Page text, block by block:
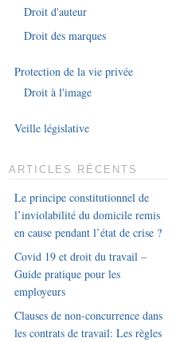
Droit d'auteur
Droit des marques
Protection de la vie privée
Droit à l'image
Veille législative
ARTICLES RÉCENTS
Le principe constitutionnel de
l’inviolabilité du domicile remis
en cause pendant l’état de crise ?
Covid 19 et droit du travail –
Guide pratique pour les
employeurs
Clauses de non-concurrence dans
les contrats de travail: Les règles